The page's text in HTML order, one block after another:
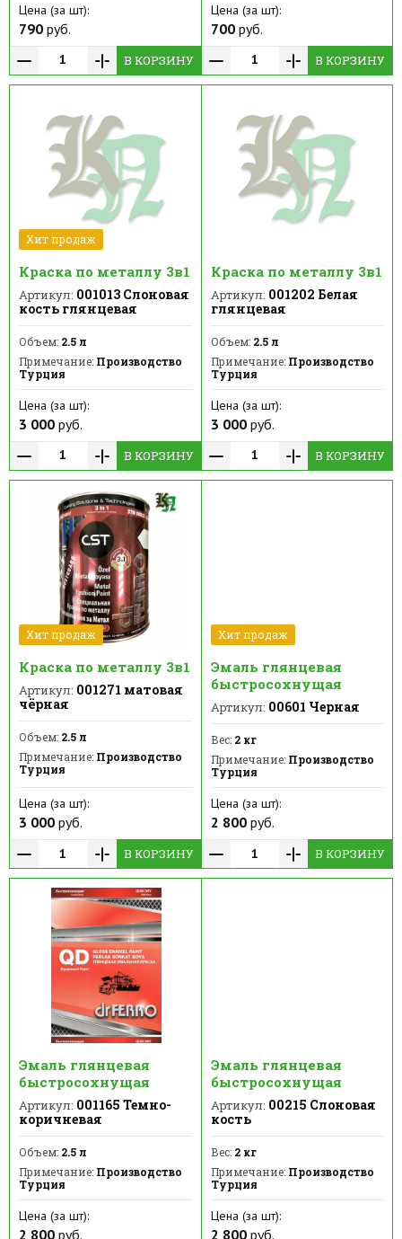
Цена (за шт):
790 руб.
В КОРЗИНУ
Цена (за шт):
700руб.
В КОРЗИНУ
Хит продаж
Краска по металлу 3в1
Артикул: 001013 Слоновая
кость глянцевая
Объем: 2.5 л
Примечание: Производство
Турция
Цена (за шт):
3 000 руб.
В КОРЗИНУ
Краска по металлу 3в1
Артикул: 001202 Белая
глянцевая
Объем:2.5 л
Примечание:Производство
Турция
Цена (за шт):
3 000руб.
В КОРЗИНУ
Хит продаж
Краска по металлу 3в1
Артикул: 001271 матовая
чёрная
Объем: 2.5 л
Примечание: Производство
Турция
Цена (за шт):
3 000 руб.
В КОРЗИНУ
Хит продаж
Эмаль глянцевая
быстросохнущая
Артикул: 00601 Черная
Вес:2 кг
Примечание:Производство
Турция
Цена (за шт):
2 800руб.
В КОРЗИНУ
Эмаль глянцевая
быстросохнущая
Артикул: 001165 Темно-
коричневая
Объем: 2.5 л
Примечание: Производство
Турция
Цена (за шт):
2 800 руб.
Эмаль глянцевая
быстросохнущая
Артикул: 00215 Слоновая
кость
Вес:2 кг
Примечание:Производство
Турция
Цена (за шт):
2 800руб.